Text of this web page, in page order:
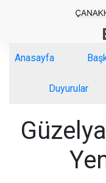
Anasayfa
Duyurular